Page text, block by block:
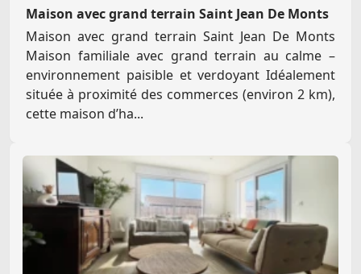
Maison avec grand terrain Saint Jean De Monts
Maison avec grand terrain Saint Jean De Monts
Maison familiale avec grand terrain au calme –
environnement paisible et verdoyant Idéalement
située à proximité des commerces (environ 2 km),
cette maison d’ha...